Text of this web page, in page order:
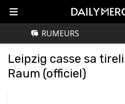
RUMEURS
Leipzig casse sa
Raum (officiel)